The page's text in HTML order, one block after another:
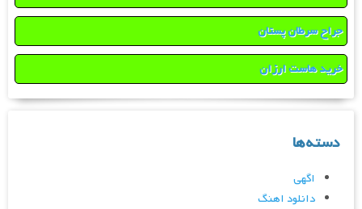
جراح سرطان پستان
خرید هاست ارزان
دسته‌ها
اگهی
دانلود اهنگ